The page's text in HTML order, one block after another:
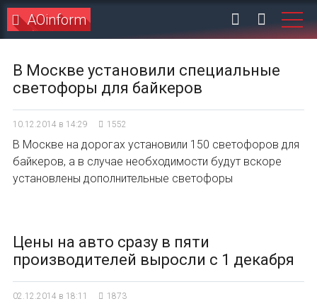
AOinform
В Москве установили специальные
светофоры для байкеров
10.12.2014 в 14:29 1552
В Москве на дорогах установили 150 светофоров для
байкеров, а в случае необходимости будут вскоре
установлены дополнительные светофоры
Цены на авто сразу в пяти
производителей выросли с 1 декабря
02.12.2014 в 18:11 1873